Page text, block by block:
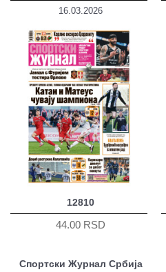
16.03.2026
12810
44.00 RSD
Спортски Журнал Србија